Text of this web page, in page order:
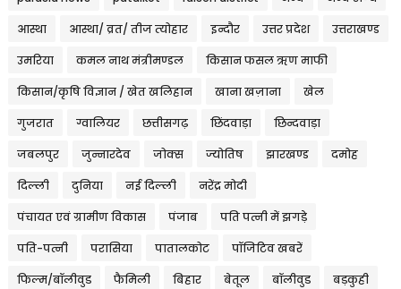
आस्था आस्था/ व्रत/ तीज त्‍योहार इन्दौर उत्तर प्रदेश उत्तराखण्ड
उमरिया कमल नाथ मंत्रीमण्डल किसान फसल ऋण माफी
किसान/कृषि विज्ञान / खेत खलिहान खाना खज़ाना खेल
गुजरात ग्वालियर छत्तीसगढ़ छिंदवाड़ा छिन्दवाड़ा
जबलपुर जुन्नारदेव जोक्स ज्योतिष झारखण्ड दमोह
दिल्ली दुनिया नई दिल्ली नरेंद्र मोदी
पंचायत एवं ग्रामीण विकास पंजाब पति पत्नी में झगड़े
पति-पत्नी परासिया पातालकोट पॉजिटिव खबरें
फिल्म/बॉलीवुड फैमिली बिहार बेतूल बॉलीवुड बड़कुही